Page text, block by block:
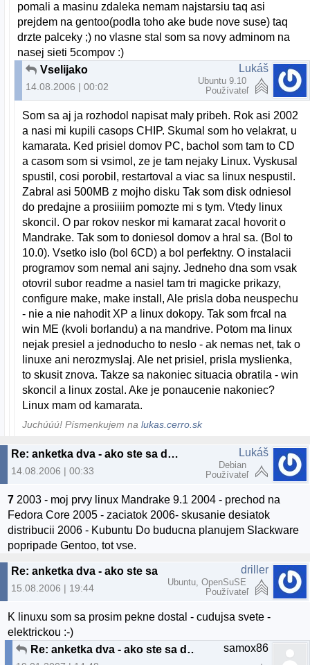
pomali a masinu zdaleka nemam najstarsiu taq asi
prejdem na gentoo(podla toho ake bude nove suse) taq
drzte palceky ;) no vlasne stal som sa novy adminom na
nasej sieti 5compov :)
Vselijako
14.08.2006 | 00:02
Lukáš
Ubuntu 9.10
Používateľ
Som sa aj ja rozhodol napisat maly pribeh. Rok asi 2002
a nasi mi kupili casops CHIP. Skumal som ho velakrat, u
kamarata. Ked prisiel domov PC, bachol som tam to CD
a casom som si vsimol, ze je tam nejaky Linux. Vyskusal
spustil, cosi porobil, restartoval a viac sa linux nespustil.
Zabral asi 500MB z mojho disku Tak som disk odniesol
do predajne a prosiiiim pomozte mi s tym. Vtedy linux
skoncil. O par rokov neskor mi kamarat zacal hovorit o
Mandrake. Tak som to doniesol domov a hral sa. (Bol to
10.0). Vsetko islo (bol 6CD) a bol perfektny. O instalacii
programov som nemal ani sajny. Jedneho dna som vsak
otovril subor readme a nasiel tam tri magicke prikazy,
configure make, make install, Ale prisla doba neuspechu
- nie a nie nahodit XP a linux dokopy. Tak som frcal na
win ME (kvoli borlandu) a na mandrive. Potom ma linux
nejak presiel a jednoducho to neslo - ak nemas net, tak o
linuxe ani nerozmyslaj. Ale net prisiel, prisla myslienka,
to skusit znova. Takze sa nakoniec situacia obratila - win
skoncil a linux zostal. Ake je ponaucenie nakoniec?
Linux mam od kamarata.
Juchúúú! Písmenkujem nalukas.cerro.sk
Re: anketka dva - ako ste sa dostali k linuxu? :)
14.08.2006 | 00:33
Lukáš
Debian
Používateľ
7 2003 - moj prvy linux Mandrake 9.1 2004 - prechod na
Fedora Core 2005 - zaciatok 2006- skusanie desiatok
distribucii 2006 - Kubuntu Do buducna planujem Slackware
popripade Gentoo, tot vse.
15.08.2006 | 19:44
driller
Ubuntu, OpenSuSE
Používateľ
K linuxu som sa prosim pekne dostal - cudujsa svete -
elektrickou :-)
Re: anketka dva - ako ste sa dostali k linuxu? :)
samox86